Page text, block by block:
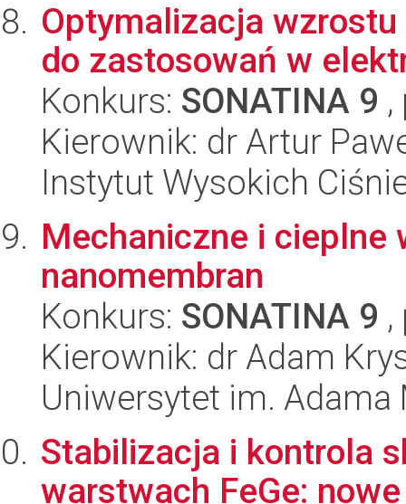
Optymalizacja
do zastosowań w
Konkurs: SONATINA 9
Kierownik: dr Artur
Instytut Wysokich
Mechaniczne i cieplne
nanomembran
Konkurs: SONATINA 9
Kierownik: dr Adam
Uniwersytet im.
Stabilizacja i kontrola
warstwach FeGe: